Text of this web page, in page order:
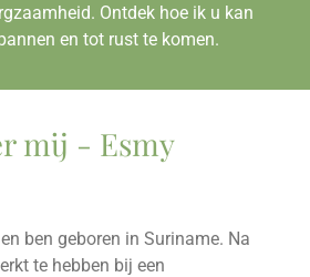
Ontdek hoe ik u kan
en tot rust te komen.
mij - Esmy
ben geboren in Suriname. Na
te hebben bij een